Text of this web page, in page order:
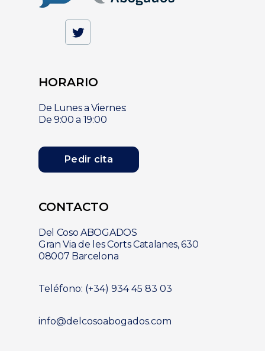
HORARIO
De Lunes a Viernes:
De 9:00 a 19:00
Pedir cita
CONTACTO
Del Coso ABOGADOS
Gran Via de les Corts Catalanes, 630
08007 Barcelona
Teléfono: (+34) 934 45 83 03
info@delcosoabogados.com